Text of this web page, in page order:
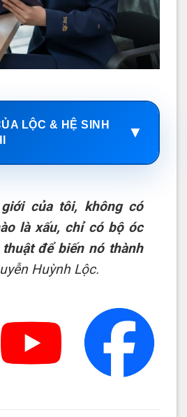
LỘC & HỆ SINH
▼
giới của tôi, không có
là xấu, chỉ có bộ óc
để biến nó thành
Huỳnh Lộc.